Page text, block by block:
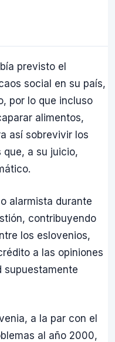
previsto el
social en su país,
por lo que incluso
alimentos,
así sobrevivir los
a su juicio,
alarmista durante
contribuyendo
los eslovenios,
a las opiniones
supuestamente
a la par con el
al año 2000,